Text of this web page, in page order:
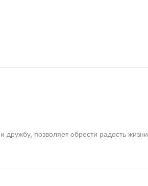
позволяет обрести радость жизни.